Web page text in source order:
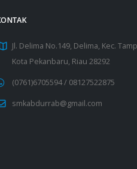
Jl. Delima No.149, Delima, Kec.
Kota Pekanbaru, Riau 28292
(0761)6705594 / 08127522875
smkabdurrab@gmail.com